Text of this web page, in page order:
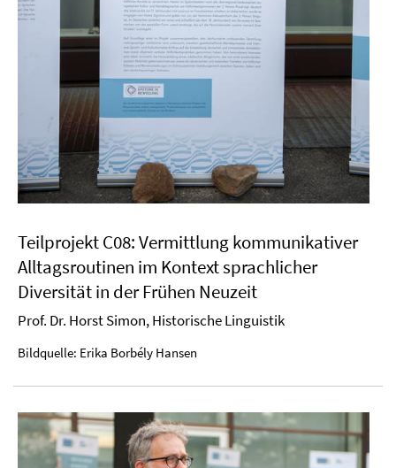
Teilprojekt C08: Vermittlung kommunikativer
Alltagsroutinen im Kontext sprachlicher
Diversität in der Frühen Neuzeit
Prof. Dr. Horst Simon, Historische Linguistik
Bildquelle: Erika Borbély Hansen